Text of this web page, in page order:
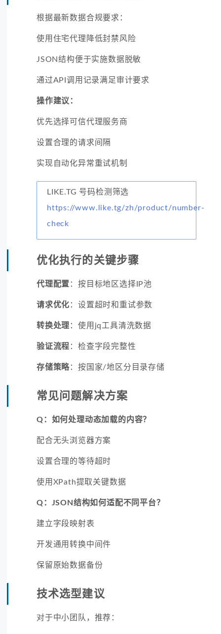
根据最新数据合规要求：
使用住宅代理降低封禁风险
JSON结构便于实施数据脱敏
通过API调用记录满足审计要求
操作建议：
优先选择可信代理服务商
设置合理的请求间隔
实现自动化异常重试机制
LIKE.TG 号码检测筛选
https://www.like.tg/zh/product/number-
check
优化执行的关键步骤
代理配置 ：按目标地区选择IP池
请求优化 ：设置超时和重试参数
转换处理 ：使用jq工具清洗数据
验证流程 ：检查字段完整性
存储策略：按国家/地区分目录存储
常见问题解决方案
Q：如何处理动态加载的内容？
配合无头浏览器方案
设置合理的等待超时
使用XPath提取关键数据
Q：JSON结构如何适配不同平台？
建立字段映射表
开发通用转换中间件
保留原始数据备份
技术选型建议
对于中小团队，推荐：